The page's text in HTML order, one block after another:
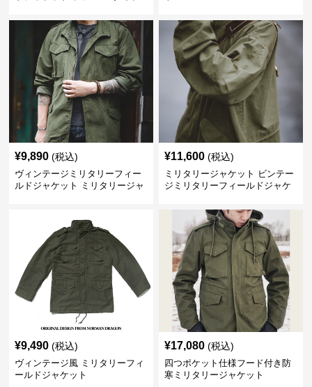
¥9,890 (税込)
ヴィンテージミリタリーフィー
ルドジャケット ミリタリージャ
¥11,600 (税込)
ミリタリージャケット ビンテー
ジミリタリーフィールドジャケ
¥9,490 (税込)
ヴィンテージ風 ミリタリーフィ
ールドジャケット
¥17,080 (税込)
四つポケット仕様フード付き防
寒ミリタリージャケット